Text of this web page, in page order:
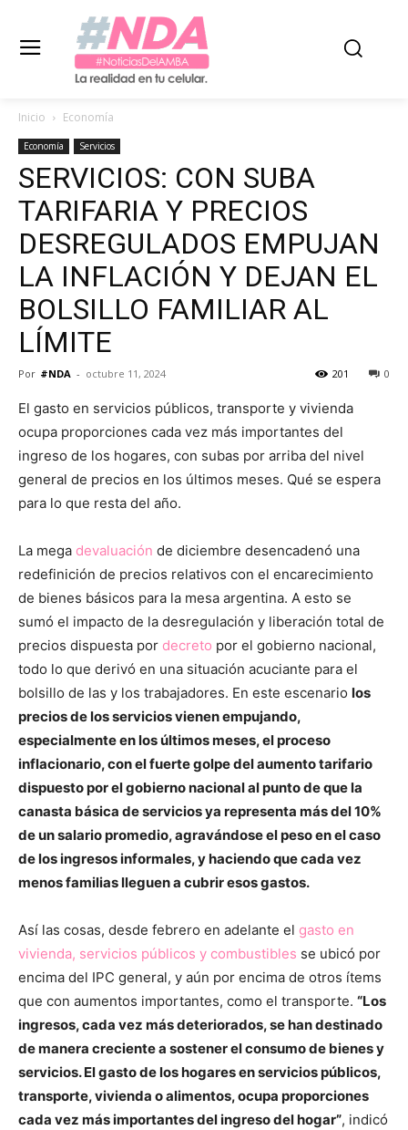
Inicio Economía
Economía Servicios
SERVICIOS: CON SUBA
TARIFARIA Y PRECIOS
DESREGULADOS EMPUJAN
LA INFLACIÓN Y DEJAN EL
BOLSILLO FAMILIAR AL
LÍMITE
Por #NDA - octubre 11, 2024 0
201
El gasto en servicios públicos, transporte y vivienda
ocupa proporciones cada vez más importantes del
ingreso de los hogares, con subas por arriba del nivel
general de precios en los últimos meses. Qué se espera
para lo que resta del año.
La mega devaluación de diciembre desencadenó una
redefinición de precios relativos con el encarecimiento
de bienes básicos para la mesa argentina. A esto se
sumó el impacto de la desregulación y liberación total de
precios dispuesta por decreto por el gobierno nacional,
todo lo que derivó en una situación acuciante para el
bolsillo de las y los trabajadores. En este escenario los
precios de los servicios vienen empujando,
especialmente en los últimos meses, el proceso
inflacionario, con el fuerte golpe del aumento tarifario
dispuesto por el gobierno nacional al punto de que la
canasta básica de servicios ya representa más del 10%
de un salario promedio, agravándose el peso en el caso
de los ingresos informales, y haciendo que cada vez
menos familias lleguen a cubrir esos gastos.
Así las cosas, desde febrero en adelante el gasto en
vivienda, servicios públicos y combustibles se ubicó por
encima del IPC general, y aún por encima de otros ítems
que con aumentos importantes, como el transporte. “Los
ingresos, cada vez más deteriorados, se han destinado
de manera creciente a sostener el consumo de bienes y
servicios. El gasto de los hogares en servicios públicos,
transporte, vivienda o alimentos, ocupa proporciones
cada vez más importantes del ingreso del hogar”, indicó